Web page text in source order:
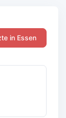
in Essen